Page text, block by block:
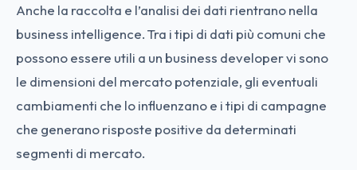
Anche la raccolta e l’analisi dei dati rientrano nella
business intelligence. Tra i tipi di dati più comuni che
possono essere utili a un business developer vi sono
le dimensioni del mercato potenziale, gli eventuali
cambiamenti che lo influenzano e i tipi di campagne
che generano risposte positive da determinati
segmenti di mercato.